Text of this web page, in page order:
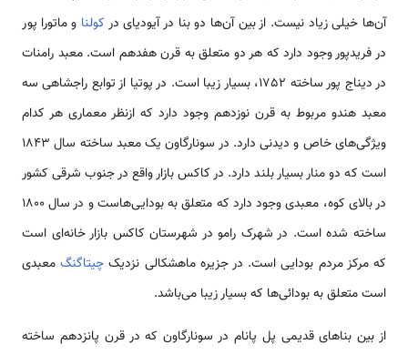
آن‌ها خیلی زیاد نیست. از بین آن‌ها دو بنا در آیودیای در کولنا و ماتورا پور
در فریدپور وجود دارد که هر دو متعلق به قرن هفدهم است. معبد رامنات
در دیناج پور ساخته 1752، بسیار زیبا است. در پوتیا از توابع راجشاهی سه
معبد هندو مربوط به قرن نوزدهم وجود دارد که ازنظر معماری هر کدام
ویژگی‌های خاص و دیدنی دارد. در سونارگاون یک معبد ساخته سال 1843
است که دو منار بسیار بلند دارد. در کاکس بازار واقع در جنوب شرقی کشور
در بالای کوه، معبدی وجود دارد که متعلق به بودایی‌هاست و در سال 1800
ساخته شده است. در شهرک رامو در شهرستان کاکس بازار خانه‌ای است
که مرکز مردم بودایی است. در جزیره ماهشکالی نزدیک چیتاگنگمعبدی
است متعلق به بودائی‌ها که بسیار زیبا می‌باشد.
از بین بناهای قدیمی‌ پل پانام در سونارگاون که در قرن پانزدهم ساخته